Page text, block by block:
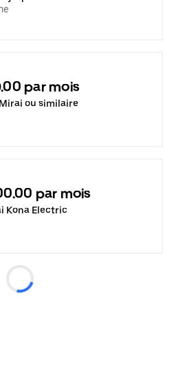
par mois
ou similaire
par mois
Kona Electric